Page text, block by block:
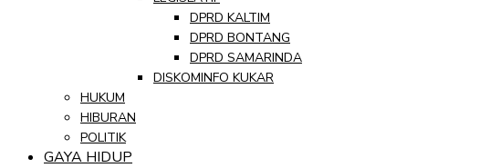
DPRD KALTIM
DPRD BONTANG
DPRD SAMARINDA
DISKOMINFO KUKAR
HUKUM
HIBURAN
POLITIK
GAYA HIDUP